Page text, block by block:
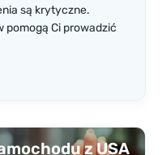
są krytyczne.
pomogą Ci prowadzić
z USA